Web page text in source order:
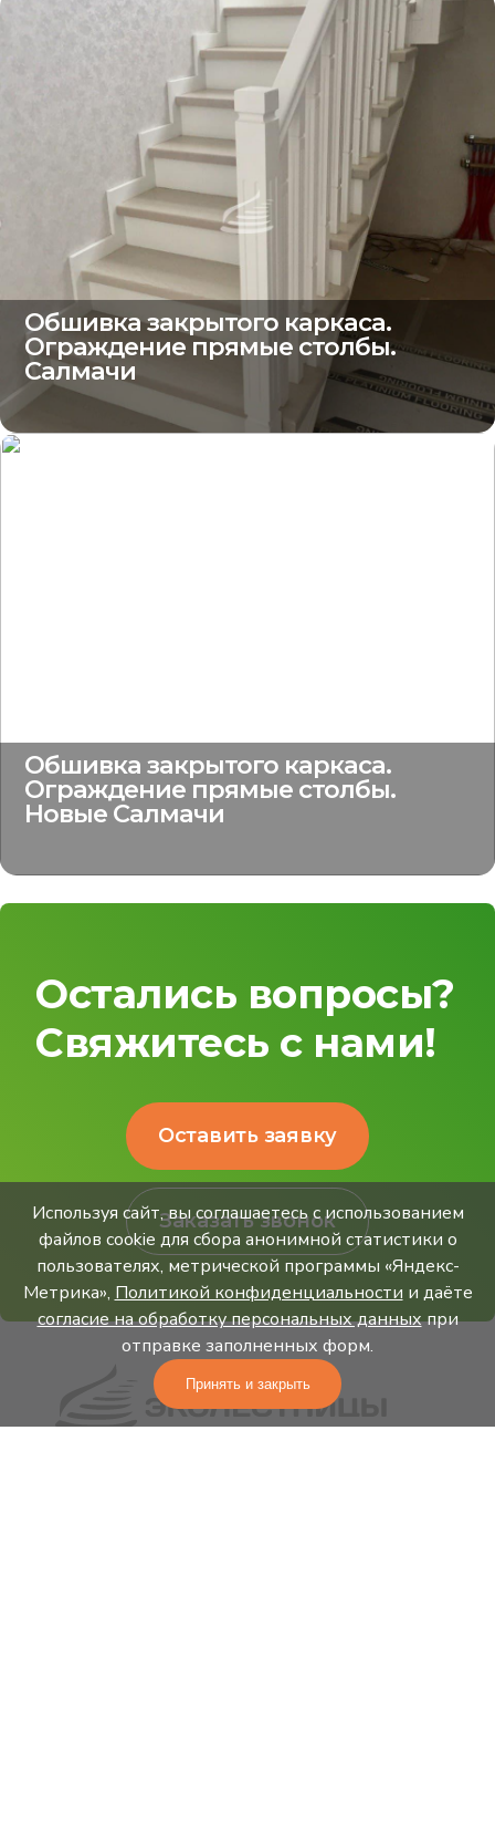
Обшивка закрытого каркаса.
Ограждение прямые столбы.
Салмачи
Обшивка закрытого каркаса.
Ограждение прямые столбы.
Новые Салмачи
Остались вопросы?
Свяжитесь с нами!
Оставить заявку
Заказать звонок
Используя сайт, вы соглашаетесь с использованием
файлов cookie для сбора анонимной статистики о
пользователях, метрической программы «Яндекс-
Метрика», Политикой конфиденциальности и даёте
согласие на обработку персональных данныхпри
отправке заполненных форм.
Принять и закрыть